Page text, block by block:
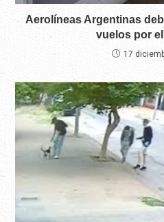
Aerolíneas Argentinas
vuelos por
17